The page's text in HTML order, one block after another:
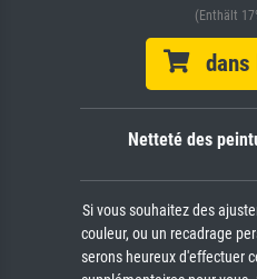
(Enthält
dans
Netteté des
Si vous souhaitez des
couleur, ou un recadrage
serons heureux d'effectuer